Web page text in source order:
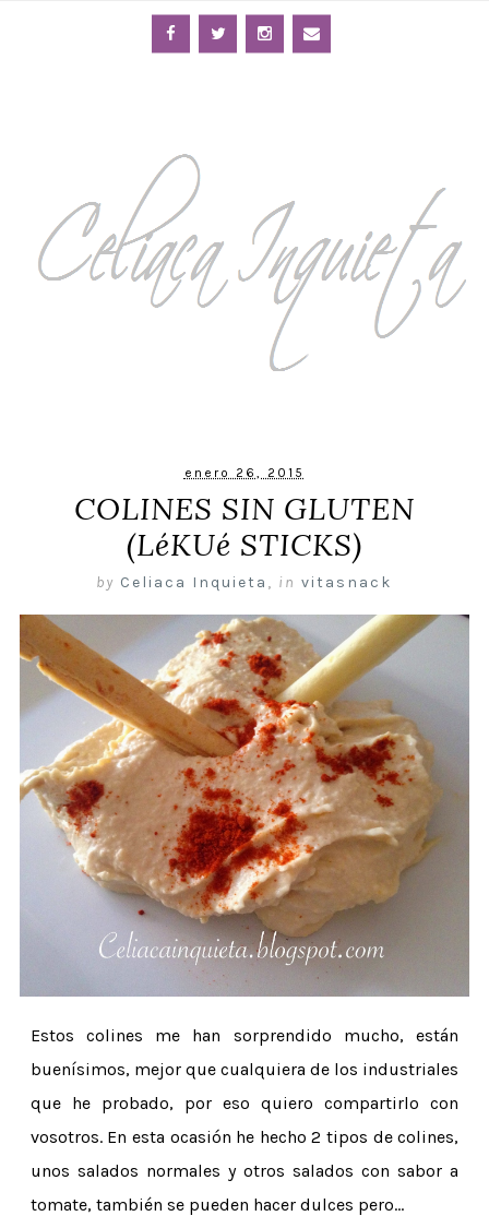
enero 26, 2015
COLINES SIN GLUTEN
(LéKUé STICKS)
by Celiaca Inquieta , in vitasnack
Estos colines me han sorprendido mucho, están
buenísimos, mejor que cualquiera de los industriales
que he probado, por eso quiero compartirlo con
vosotros. En esta ocasión he hecho 2 tipos de colines,
unos salados normales y otros salados con sabor a
tomate, también se pueden hacer dulces pero...